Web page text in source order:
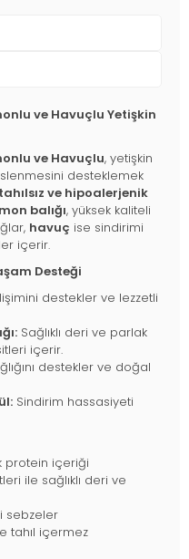
ve Havuçlu Yetişkin
ve Havuçlu, yetişkin
desteklemek
tahılsız ve hipoalerjenik
balığı, yüksek kaliteli
havuç ise sindirimi
içerir.
Desteği
destekler ve lezzetli
Sağlıklı deri ve parlak
içerir.
destekler ve doğal
Sindirim hassasiyeti
protein içeriği
ile sağlıklı deri ve
sebzeler
tahıl içermez